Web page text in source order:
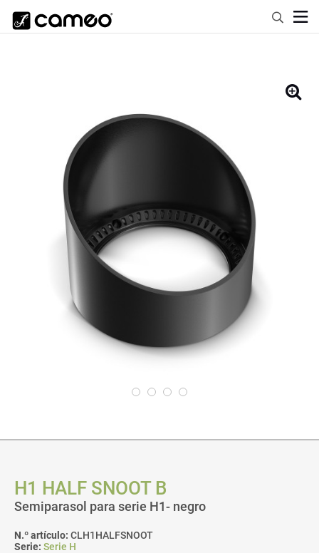
H1 HALF SNOOT B
Semiparasol para serie H1- negro
N.º artículo: CLH1HALFSNOOT
Serie: Serie H